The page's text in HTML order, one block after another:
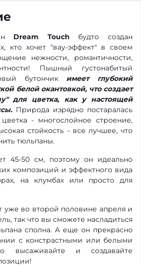
Dream Touch будто создан
кто хочет "вау-эффект" в своем
нежности, романтичности,
Пышный густонабитый
бутончик имеет глубокий
белой окантовкой, что создает
для цветка, как у настоящей
Природа изрядно постаралась
- многослойное строение,
стойкость - все лучшее, что
тюльпаны.
45-50 см, поэтому он идеально
композиций и эффектного вида
на клумбах или просто для
уже во второй половине апреля и
так что вы сможете насладиться
сполна. А еще он прекрасно
с констрастными или белыми
высаживайте и создавайте